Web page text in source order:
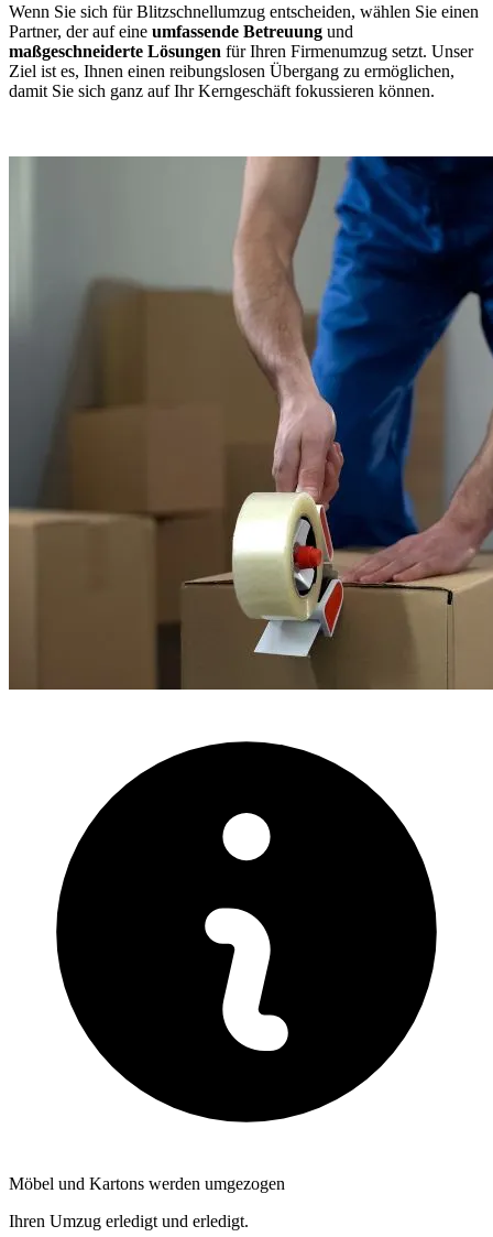
Wenn Sie sich für Blitzschnellumzug entscheiden, wählen Sie einen
Partner, der auf eine umfassende Betreuung und
maßgeschneiderte Lösungen für Ihren Firmenumzug setzt. Unser
Ziel ist es, Ihnen einen reibungslosen Übergang zu ermöglichen,
damit Sie sich ganz auf Ihr Kerngeschäft fokussieren können.
Möbel und Kartons werden umgezogen
Ihren Umzug erledigt und erledigt.